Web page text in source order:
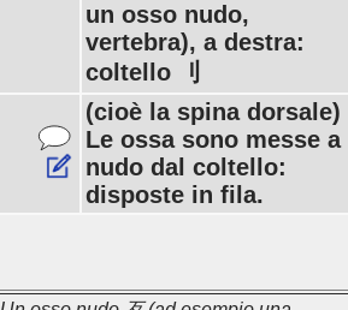
un osso nudo,
vertebra), a destra:
coltello 刂
(cioè la spina dorsale)
Le ossa sono messe a
nudo dal coltello:
disposte in fila.